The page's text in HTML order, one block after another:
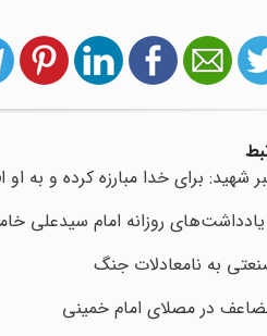
شهید: برای خدا مبارزه کرده و به او
یادداشت‌های روزانه امام سیدعلی
به نامعادلات جنگ
در مصلای امام خمینی